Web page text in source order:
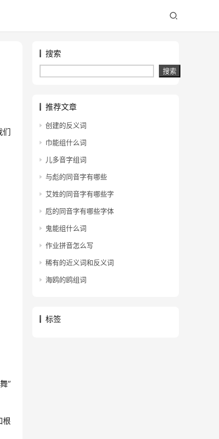
们
”
根
搜索
搜索
推荐文章
创建的反义词
巾能组什么词
儿多音字组词
与彪的同音字有哪些
艾姓的同音字有哪些字
卮的同音字有哪些字体
鬼能组什么词
作业拼音怎么写
稀有的近义词和反义词
海鸥的鸥组词
标签